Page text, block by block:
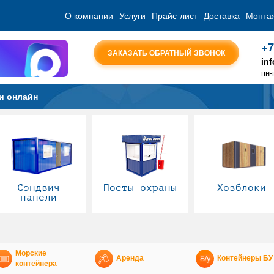
О компании Услуги Прайс-лист Доставка
ЗАКАЗАТЬ ОБРАТНЫЙ ЗВОНОК
онлайн
Сэндвич
панели
Посты охраны Хозблоки
Морские
контейнера
Аренда Контейнеры БУ